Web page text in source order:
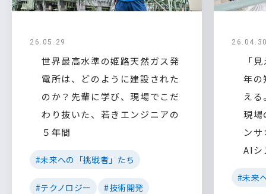
26.05.29
世界最高水準の姫路天然ガス発
電所は、どのように建設された
のか？先輩に学び、現場でこだ
わり抜いた、若きエンジニアの
５年間
#未来への「挑戦者」たち
#テクノロジー #技術開発
「
年の
え
現場
ン
AIシ
#未来